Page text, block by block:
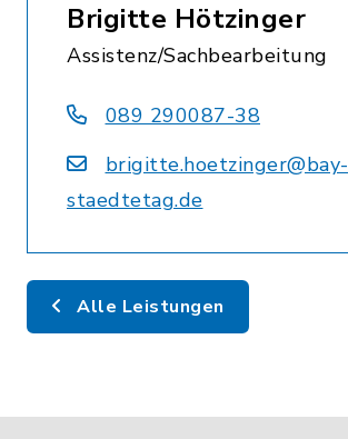
Brigitte Hötzinger
Assistenz/Sachbearbeitung
089 290087-38
brigitte.hoetzinger@bay-
staedtetag.de
Alle Leistungen